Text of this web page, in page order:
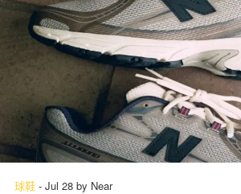
球鞋 - Jul 28 by Near